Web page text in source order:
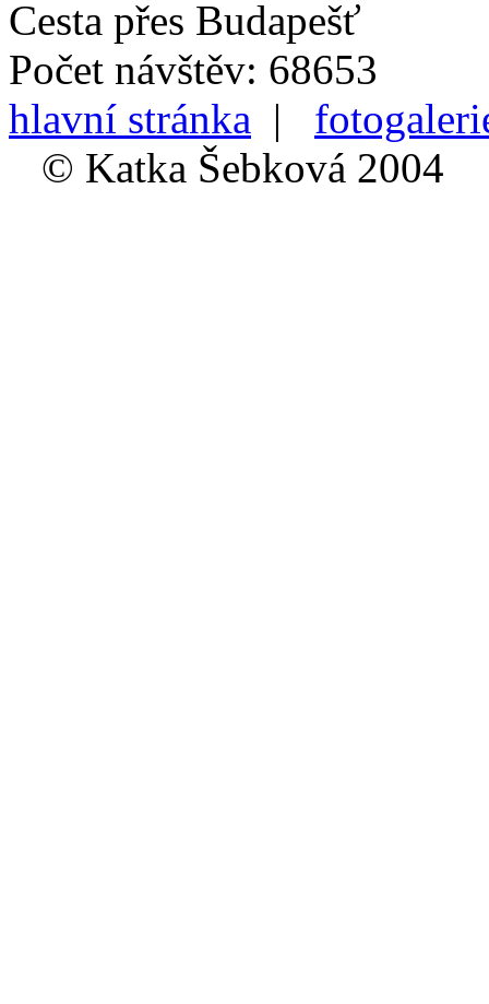
Cesta přes Budapešť
Počet návštěv: 68653
hlavní stránka |
© Katka Šebková 2004